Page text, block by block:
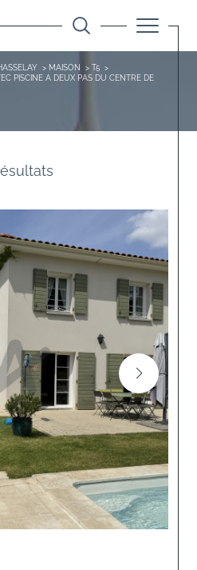
MAISON
T5
PISCINE A DEUX PAS DU CENTRE DE